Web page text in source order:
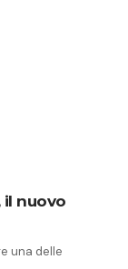
il nuovo
una delle